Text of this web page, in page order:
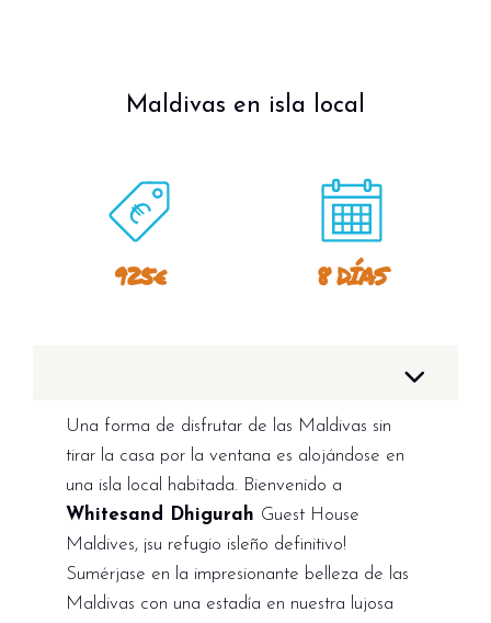
Maldivas en isla local
925€ 8 DÍAS
Una forma de disfrutar de las Maldivas sin
tirar la casa por la ventana es alojándose en
una isla local habitada. Bienvenido a
Whitesand Dhigurah Guest House
Maldives, ¡su refugio isleño definitivo!
Sumérjase en la impresionante belleza de las
Maldivas con una estadía en nuestra lujosa